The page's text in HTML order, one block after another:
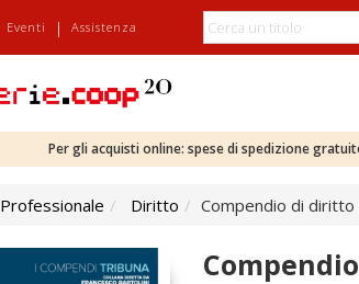
Eventi | Assistenza
Per gli acquisti online: spese di spedizione
Professionale Diritto Compendio di